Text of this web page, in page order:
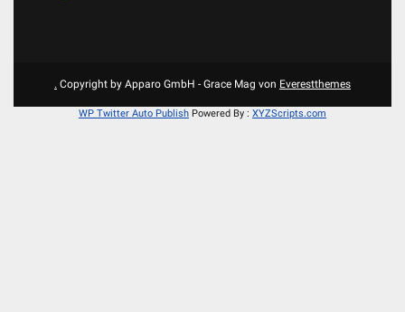
. Copyright by Apparo GmbH - Grace Mag von Everestthemes
WP Twitter Auto Publish Powered By : XYZScripts.com